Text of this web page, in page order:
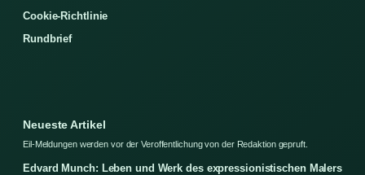
Cookie-Richtlinie
Rundbrief
Neueste Artikel
Eil-Meldungen werden vor der Veroffentlichung von der Redaktion gepruft.
Edvard Munch: Leben und Werk des expressionistischen Malers